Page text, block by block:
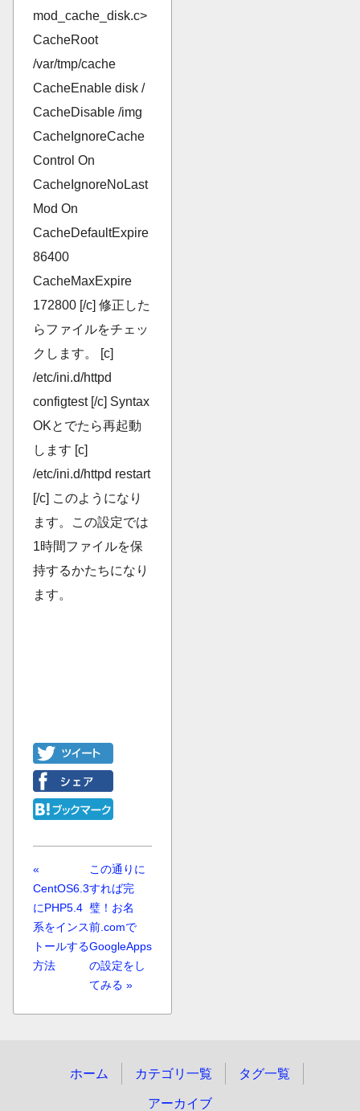
mod_cache_disk.c>
CacheRoot
/var/tmp/cache
CacheEnable disk /
CacheDisable /img
CacheIgnoreCache
Control On
CacheIgnoreNoLast
Mod On
CacheDefaultExpire
86400
CacheMaxExpire
172800 [/c] 修正した
らファイルをチェッ
クします。 [c]
/etc/ini.d/httpd
configtest [/c] Syntax
OKとでたら再起動
します [c]
/etc/ini.d/httpd restart
[/c] このようになり
ます。この設定では
1時間ファイルを保
持するかたちになり
ます。
«
CentOS6.3
にPHP5.4
系をインス
トールする
方法
この通りに
すれば完
璧！お名
前.comで
GoogleApps
の設定をし
てみる »
ホーム カテゴリ一覧 タグ一覧
アーカイブ